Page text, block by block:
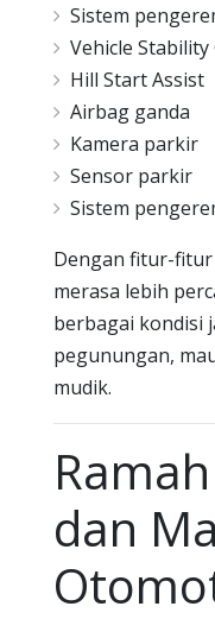
Sistem
Vehicle
Hill Start Assist
Airbag ganda
Kamera parkir
Sensor parkir
Sistem
Dengan fitur-
merasa lebih
berbagai kondisi
pegunungan,
mudik.
dan